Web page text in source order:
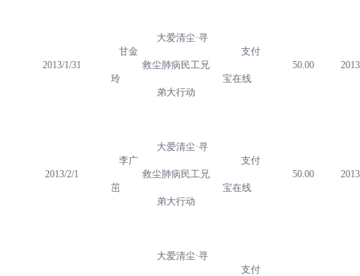
2013/1/31
甘金
玲
大爱清尘·寻
救尘肺病民工兄
弟大行动
支付
宝在线
50.00
2013/2/1
李广
茁
大爱清尘·寻
救尘肺病民工兄
弟大行动
支付
宝在线
50.00
大爱清尘·寻
支付